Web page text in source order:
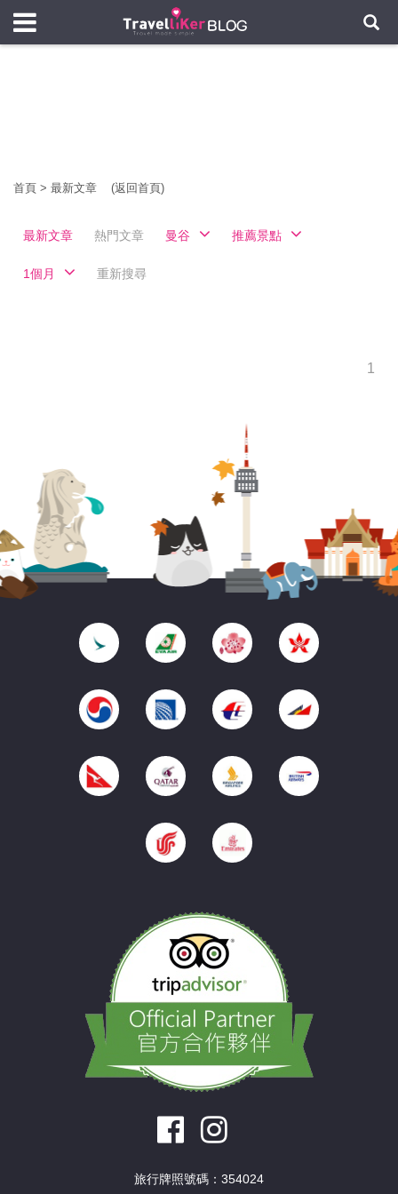
首頁 > 最新文章 (返回首頁)
最新文章 熱門文章 曼谷 推薦景點
1個月 重新搜尋
1
旅行牌照號碼：354024